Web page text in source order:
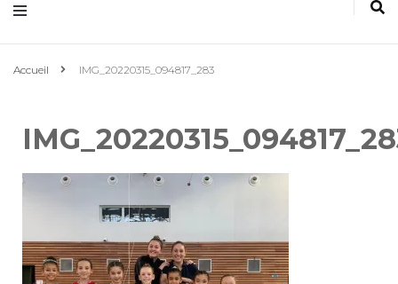
Gymnastique
Accueil IMG_20220315_094817_283